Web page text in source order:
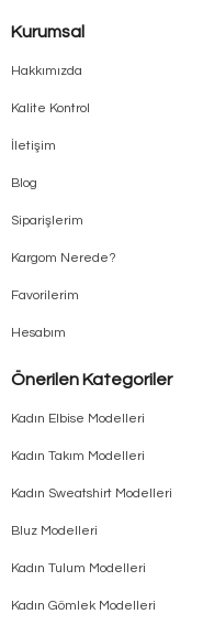
Kurumsal
Hakkımızda
Kalite Kontrol
İletişim
Blog
Siparişlerim
Kargom Nerede?
Favorilerim
Hesabım
Önerilen Kategoriler
Kadın Elbise Modelleri
Kadın Takım Modelleri
Kadın Sweatshirt Modelleri
Bluz Modelleri
Kadın Tulum Modelleri
Kadın Gömlek Modelleri